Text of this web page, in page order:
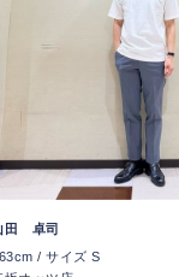
田 卓司
/ サイズ S